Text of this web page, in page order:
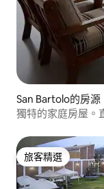
San Bartolo的房源
獨特的家庭房屋。
旅客精選
旅客精選